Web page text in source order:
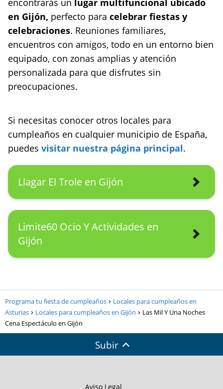
en Gijón, perfecto para celebrar fiestas y
celebraciones. Reuniones familiares,
encuentros con amigos, todo en un entorno bien
equipado, con zonas amplias y atención
personalizada para que disfrutes sin
preocupaciones.
Si necesitas conocer otros locales para
cumpleaños en cualquier municipio de España,
puedes visitar nuestra página principal.
Llagar El Trole en Gijón
Limite60 Ocio Y Actividades en
Gijón
Programa tu fiesta de cumpleaños
Locales para cumpleaños en
Asturias
Locales para cumpleaños en Gijón
Las Mil Y Una Noches
Cena Espectáculo en Gijón
Subir
Aviso Legal